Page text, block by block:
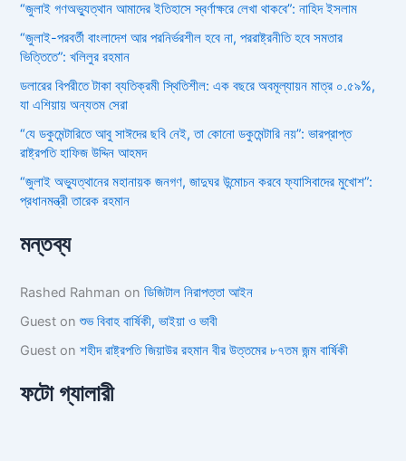
“জুলাই গণঅভ্যুত্থান আমাদের ইতিহাসে স্বর্ণাক্ষরে লেখা থাকবে”: নাহিদ ইসলাম
“জুলাই-পরবর্তী বাংলাদেশ আর পরনির্ভরশীল হবে না, পররাষ্ট্রনীতি হবে সমতার
ভিত্তিতে”: খলিলুর রহমান
ডলারের বিপরীতে টাকা ব্যতিক্রমী স্থিতিশীল: এক বছরে অবমূল্যায়ন মাত্র ০.৫৯%,
যা এশিয়ায় অন্যতম সেরা
“যে ডকুমেন্টারিতে আবু সাঈদের ছবি নেই, তা কোনো ডকুমেন্টারি নয়”: ভারপ্রাপ্ত
রাষ্ট্রপতি হাফিজ উদ্দিন আহমদ
“জুলাই অভ্যুত্থানের মহানায়ক জনগণ, জাদুঘর উন্মোচন করবে ফ্যাসিবাদের মুখোশ”:
প্রধানমন্ত্রী তারেক রহমান
মন্তব্য
Rashed Rahman onডিজিটাল নিরাপত্তা আইন
Guest onশুভ বিবাহ বার্ষিকী, ভাইয়া ও ভাবী
Guest onশহীদ রাষ্ট্রপতি জিয়াউর রহমান বীর উত্তমের ৮৭তম জন্ম বার্ষিকী
ফটো গ্যালারী